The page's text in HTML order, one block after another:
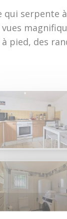
serpente
pied, des